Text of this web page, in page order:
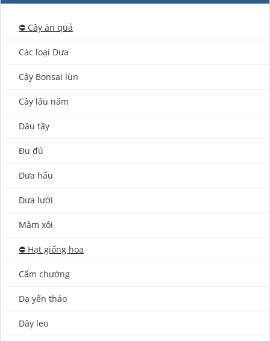
⛔️ Cây ăn quả
Các loại Dưa
Cây Bonsai lùn
Cây lâu năm
Dâu tây
Đu đủ
Dưa hấu
Dưa lưới
Mâm xôi
⛔️ Hạt giống hoa
Cẩm chướng
Dạ yến thảo
Dây leo